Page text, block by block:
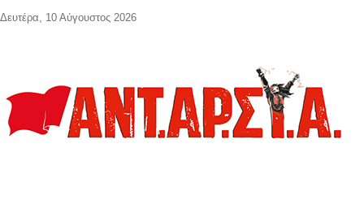
Δευτέρα, 10 Αύγουστος 2026